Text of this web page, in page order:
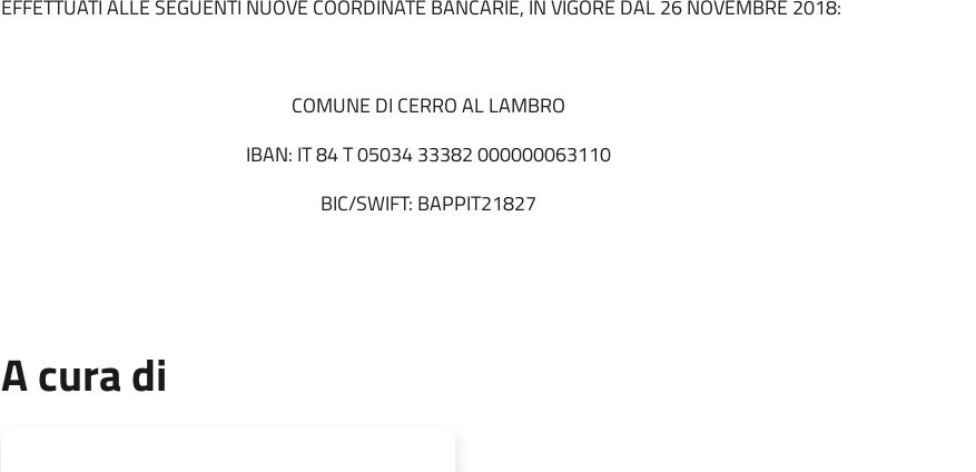
EFFETTUATI ALLE SEGUENTI NUOVE COORDINATE BANCARIE, IN VIGORE DAL 26 NOVEMBRE 2018:
COMUNE DI CERRO AL LAMBRO
IBAN: IT 84 T 05034 33382 000000063110
BIC/SWIFT: BAPPIT21827
A cura di